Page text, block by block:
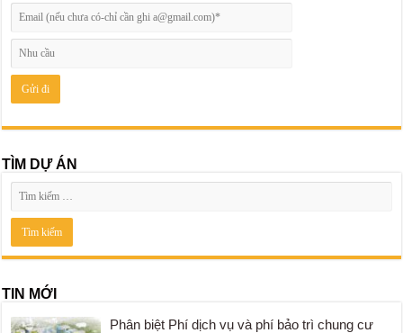
TÌM DỰ ÁN
TIN MỚI
Phân biệt Phí dịch vụ và phí bảo trì chung cư